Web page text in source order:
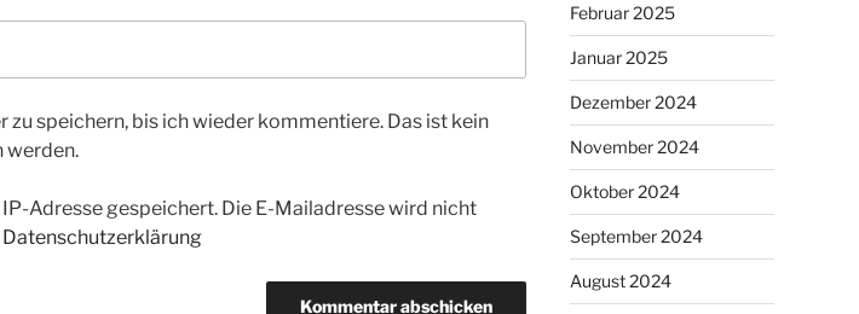
speichern, bis ich wieder kommentiere. Das ist kein
werden.
Adresse gespeichert. Die E-Mailadresse wird nicht
Datenschutzerklärung
Februar 2025
Januar 2025
Dezember 2024
November 2024
Oktober 2024
September 2024
August 2024